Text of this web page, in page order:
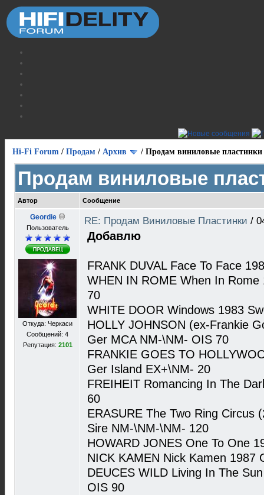
Hi-Fi Forum / Продам / Архив / Продам виниловые пластинки
Продам виниловые
Автор Сообщение
Geordie
Пользователь
Откуда: Черкаси
Сообщений: 4
Репутация: 2101
RE: Продам Виниловые Пластинки /
Добавлю
FRANK DUVAL Face To Face
WHEN IN ROME When In
70
WHITE DOOR Windows 1983
HOLLY JOHNSON (ex-Frankie
Ger MCA NM-\NM- OIS 70
FRANKIE GOES TO
Ger Island EX+\NM- 20
FREIHEIT Romancing In The
60
ERASURE The Two Ring Circus
Sire NM-\NM-\NM- 120
HOWARD JONES One To One
NICK KAMEN Nick Kamen 1987
DEUCES WILD Living In The
OIS 90